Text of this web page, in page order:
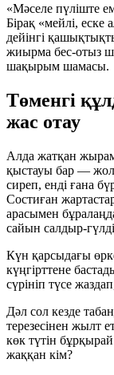
«Мәселе пүліште
Бірақ «мейлі,
дейінгі
жиырма бес-отыз
шақырым шамасы.
Төменгі
жас отау
Алда жатқан
қыстауы бар — жол
сиреп, енді ғана
Состиған
арасымен
сайын салдыр-
Күн қарсыдағы
күңгірттене
сүрініп түсе
Дәл сол кезде
терезесінен жылт
көк түтін бұрқырай
жаққан кім?